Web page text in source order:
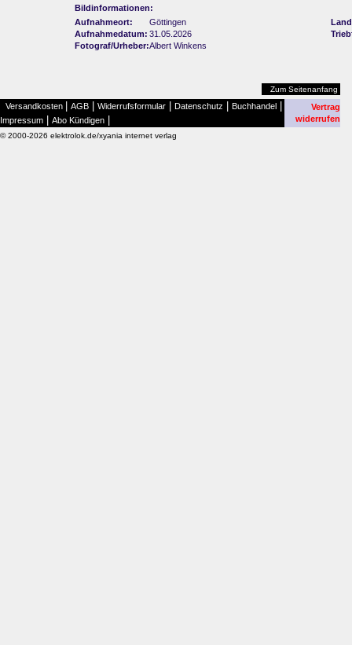
Bildinformationen:
Aufnahmeort:
Göttingen
Aufnahmedatum: 31.05.2026
Fotograf/Urheber:Albert Winkens
Zum Seitenanfang
Versandkosten AGB Widerrufsformular Datenschutz Buchhandel
Impressum Abo Kündigen
Vertrag
widerrufen
© 2000-2026 elektrolok.de/xyania internet verlag